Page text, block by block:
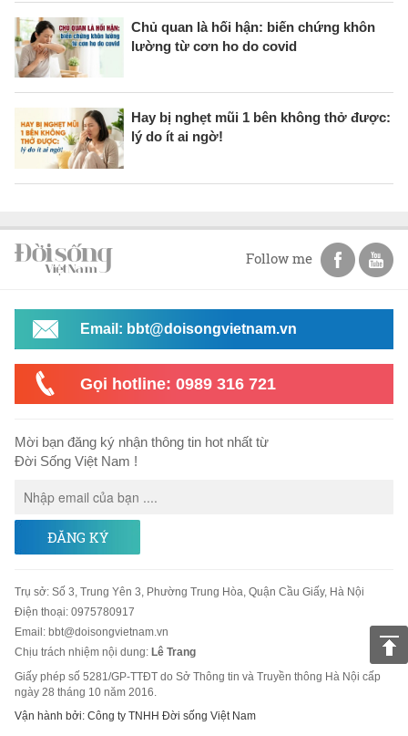
Chủ quan là hối hận: biến chứng khôn
lường từ cơn ho do covid
Hay bị nghẹt mũi 1 bên không thở được:
lý do ít ai ngờ!
Follow me
Email: bbt@doisongvietnam.vn
Gọi hotline: 0989 316 721
Mời bạn đăng ký nhận thông tin hot nhất từ
Đời Sống Việt Nam !
ĐĂNG KÝ
Trụ sở: Số 3, Trung Yên 3, Phường Trung Hòa, Quận Cầu Giấy, Hà Nội
Điện thoại: 0975780917
Email : bbt@doisongvietnam.vn
Chịu trách nhiệm nội dung: Lê Trang
Giấy phép số 5281/GP-TTĐT do Sở Thông tin và Truyền thông Hà Nội cấp
ngày 28 tháng 10 năm 2016.
Vận hành bởi: Công ty TNHH Đời sống Việt Nam